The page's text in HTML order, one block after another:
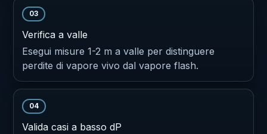
03
Verifica a valle
Esegui misure 1-2 m a valle per distinguere
perdite di vapore vivo dal vapore flash.
04
Valida casi a basso dP